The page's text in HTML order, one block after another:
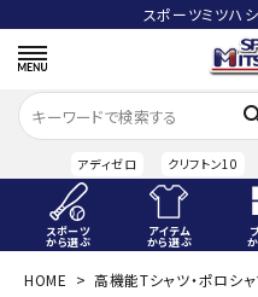
スポーツミツハ
アディゼロ クリフトン10
スポーツ
から選ぶ
アイテム
から選ぶ
ACCOUNT MENU
HOME 高機能Tシャツ・ポロシ